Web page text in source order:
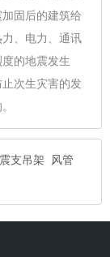
固后的建筑给
、电力、通讯
的地震发生
次生灾害的发
支吊架
风管